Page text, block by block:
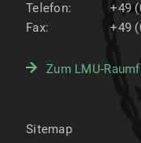
Telefon:
+49
Fax:
+49
Zum LMU-
Sitemap